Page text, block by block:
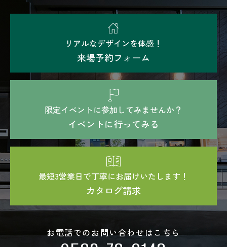
リアルなデザインを体感！
来場予約フォーム
限定イベントに参加してみませんか？
イベントに行ってみる
最短3営業日で丁寧にお届けいたします！
カタログ請求
お電話でのお問い合わせはこちら